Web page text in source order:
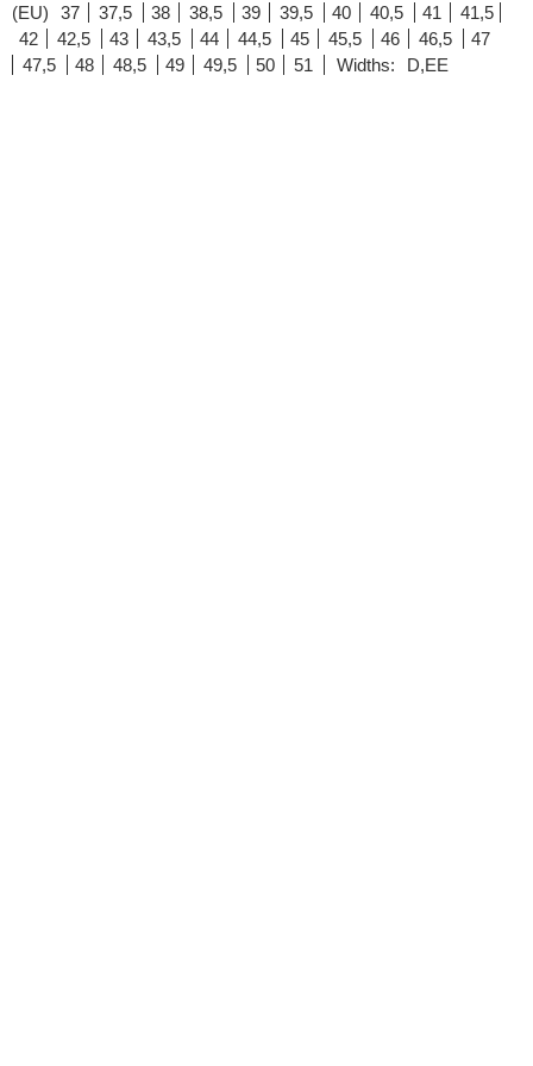
(EU) 37 37,5 38 38,5 39 39,5 40 40,5 41
41,5
42
42,5 43 43,5 44 44,5 45 45,5 46 46,5
47
47,5
48 48,5 49 49,5 50 51 Widths: D,EE